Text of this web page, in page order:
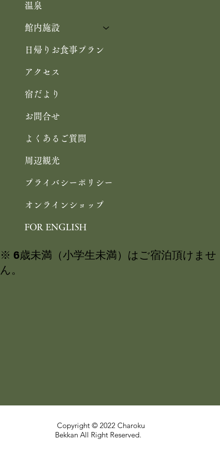
温泉
館内施設
日帰りお食事プラン
アクセス
宿だより
お問合せ
よくあるご質問
周辺観光
プライバシーポリシー
オンラインショップ
FOR ENGLISH
※ 6歳未満（小学生未満）はご宿泊頂けませ
ん。
Copyright © 2022 Charoku
Bekkan All Right Reserved.